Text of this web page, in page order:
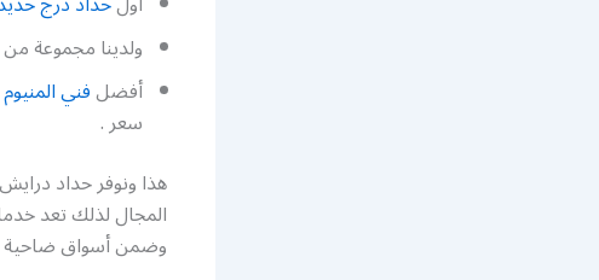
ولدينا مجموعة
أفضلفني المنيوم
سعر .
هذا ونوفر حداد
المجال لذلك تعد
وضمن أسواق ضاحية